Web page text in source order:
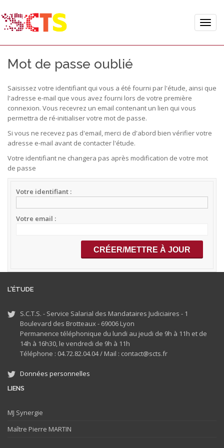
Toggle
Mot de passe oublié
Saisissez votre identifiant qui vous a été fourni par l'étude, ainsi que
l'adresse e-mail que vous avez fourni lors de votre première
connexion. Vous recevrez un email contenant un lien qui vous
permettra de ré-initialiser votre mot de passe.
Si vous ne recevez pas d'email, merci de d'abord bien vérifier votre
adresse e-mail avant de contacter l'étude.
Votre identifiant ne changera pas après modification de votre mot
de passe
Votre identifiant
Votre email
L'ÉTUDE
S.C.T.S. - Service Salarial des Mandataires Judiciaires - 1
Boulevard des Brotteaux - 69006 Lyon
Permanence téléphonique du lundi au jeudi de 9h à 11h et de
14h à 16h30, le vendredi de 9h à 11h
Téléphone : 04.72.82.04.04 / Mail : contact@scts.fr
Données personnelles
LIENS
MJ Synergie
Maître Pierre MARTIN